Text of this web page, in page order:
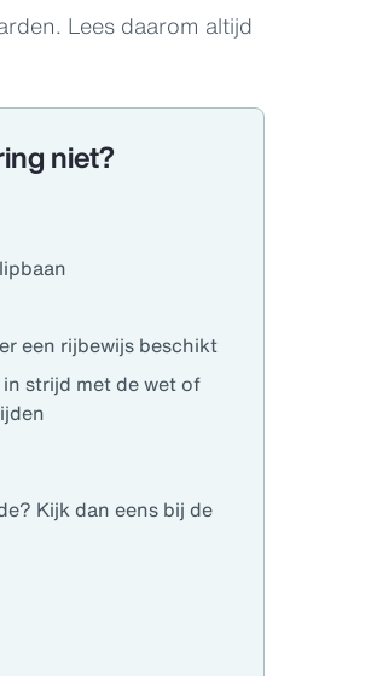
Lees daarom altijd
niet?
een rijbewijs beschikt
strijd met de wet of
Kijk dan eens bij de